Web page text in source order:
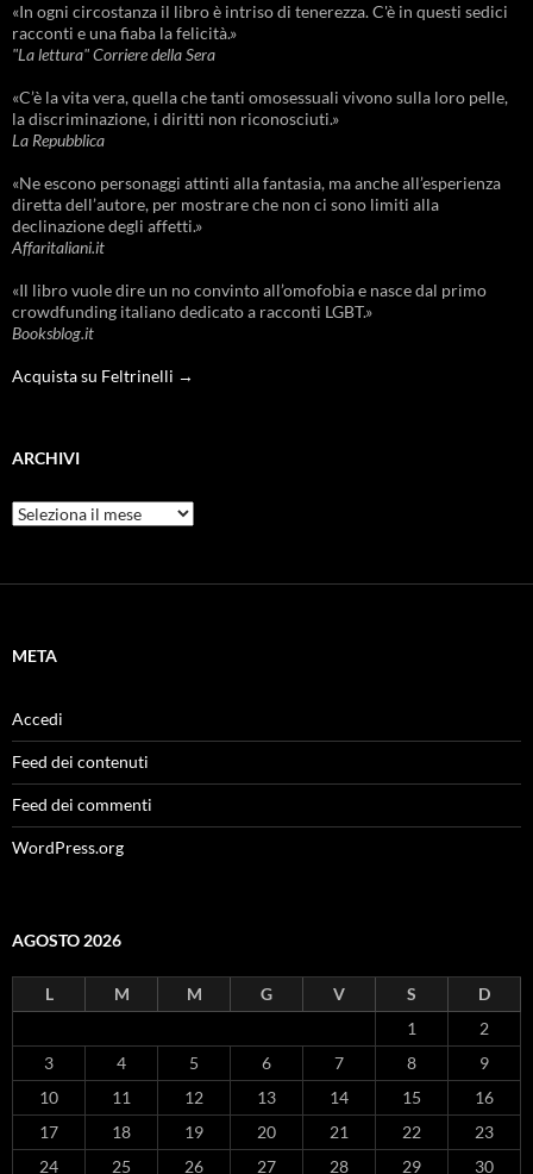
«In ogni circostanza il libro è intriso di tenerezza. C'è in questi sedici
racconti e una fiaba la felicità.»
"La lettura" Corriere della Sera
«C’è la vita vera, quella che tanti omosessuali vivono sulla loro pelle,
la discriminazione, i diritti non riconosciuti.»
La Repubblica
«Ne escono personaggi attinti alla fantasia, ma anche all’esperienza
diretta dell’autore, per mostrare che non ci sono limiti alla
declinazione degli affetti.»
Affaritaliani.it
«Il libro vuole dire un no convinto all’omofobia e nasce dal primo
crowdfunding italiano dedicato a racconti LGBT.»
Booksblog.it
Acquista su Feltrinelli →
ARCHIVI
Archivi
META
Accedi
Feed dei contenuti
Feed dei commenti
WordPress.org
AGOSTO 2026
L M M G V S
D
1
2
3
4 5 6 7 8
9
10
11 12 13 14 15
16
17
18 19 20 21 22
23
24
25 26 27 28 29 30